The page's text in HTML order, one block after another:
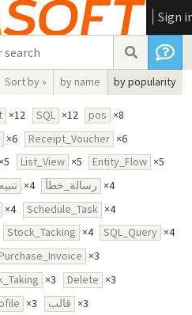
Sign
Sort by » by name by popularity
×12 SQL ×12 pos ×8
×6 Receipt_Voucher ×6
×5 List_View ×5 Entity_Flow ×5
تنبيه ×4 رسالة_خطأ ×4
×4 Schedule_Task ×4
Stock_Tacking ×4 SQL_Query ×4
Purchase_Invoice ×3
×3 Delete ×3
×3 قالب ×3